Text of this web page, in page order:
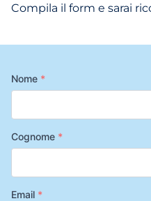
Compila il form e sarai
Nome *
Cognome *
Email *